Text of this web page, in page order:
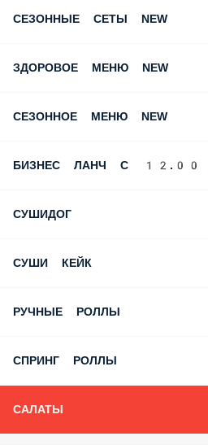
СЕЗОННЫЕ СЕТЫ NEW
ЗДОРОВОЕ МЕНЮ NEW
СЕЗОННОЕ МЕНЮ NEW
БИЗНЕС ЛАНЧ С
СУШИДОГ
СУШИ КЕЙК
РУЧНЫЕ РОЛЛЫ
СПРИНГ РОЛЛЫ
САЛАТЫ